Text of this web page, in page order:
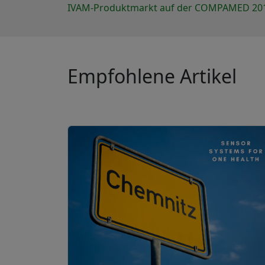
IVAM-Produktmarkt auf der COMPAMED
Empfohlene Artikel